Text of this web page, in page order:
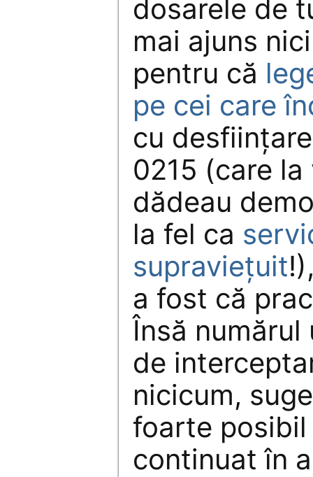
dosarele de
mai ajuns
pentru că
pe cei care
cu
0215 (care
dădeau
la fel ca
supraviețuit
a fost că
Însă
de
nicicum,
foarte
continuat în